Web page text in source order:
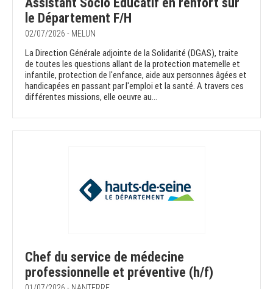
le Département F/H
02/07/2026 - MELUN
La Direction Générale adjointe de la Solidarité (DGAS), traite
de toutes les questions allant de la protection maternelle et
infantile, protection de l'enfance, aide aux personnes âgées et
handicapées en passant par l'emploi et la santé. A travers ces
différentes missions, elle oeuvre au...
Chef du service de médecine
professionnelle et préventive (h/f)